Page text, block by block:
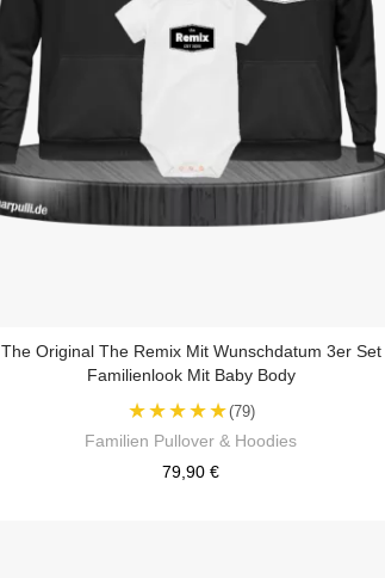
The Original The Remix Mit Wunschdatum 3er Set
Familienlook Mit Baby Body
★★★★★(79)
Familien Pullover & Hoodies
79,90 €